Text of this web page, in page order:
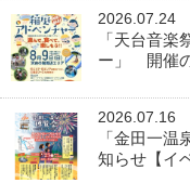
2026.07.24
「天台音楽
ー」 開催
2026.07.16
「金田一
知らせ【イ